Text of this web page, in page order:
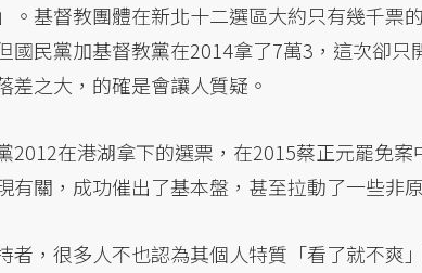
。基督教團體在新北十二選區大約只有幾千票
國民黨加基督教黨在2014拿了7萬3，這次卻只
差之大，的確是會讓人質疑。
2012在港湖拿下的選票，在2015蔡正元罷免
有關，成功催出了基本盤，甚至拉動了一些非
者，很多人不也認為其個人特質「看了就不爽